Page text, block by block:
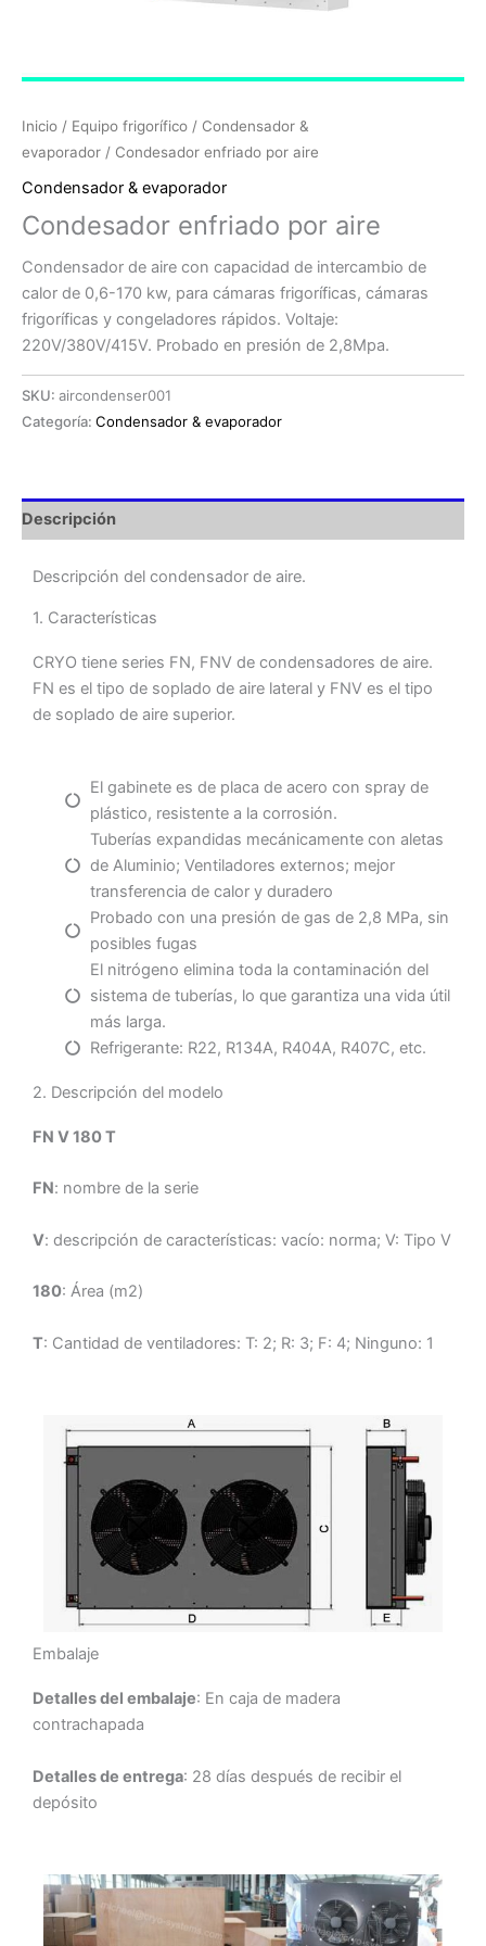
Inicio / Equipo frigorífico / Condensador &
evaporador / Condesador enfriado por aire
Condensador & evaporador
Condesador enfriado por aire
Condensador de aire con capacidad de intercambio de
calor de 0,6-170 kw, para cámaras frigoríficas, cámaras
frigoríficas y congeladores rápidos. Voltaje:
220V/380V/415V. Probado en presión de 2,8Mpa.
SKU: aircondenser001
Categoría: Condensador & evaporador
Descripción
Descripción del condensador de aire.
1. Características
CRYO tiene series FN, FNV de condensadores de aire.
FN es el tipo de soplado de aire lateral y FNV es el tipo
de soplado de aire superior.
El gabinete es de placa de acero con spray de
plástico, resistente a la corrosión.
Tuberías expandidas mecánicamente con aletas
de Aluminio; Ventiladores externos; mejor
transferencia de calor y duradero
Probado con una presión de gas de 2,8 MPa, sin
posibles fugas
El nitrógeno elimina toda la contaminación del
sistema de tuberías, lo que garantiza una vida útil
más larga.
Refrigerante: R22, R134A, R404A, R407C, etc.
2. Descripción del modelo
FN V 180 T
FN: nombre de la serie
V: descripción de características: vacío: norma; V: Tipo V
180: Área (m2)
T: Cantidad de ventiladores: T: 2; R: 3; F: 4; Ninguno: 1
Embalaje
Detalles del embalaje: En caja de madera
contrachapada
Detalles de entrega: 28 días después de recibir el
depósito